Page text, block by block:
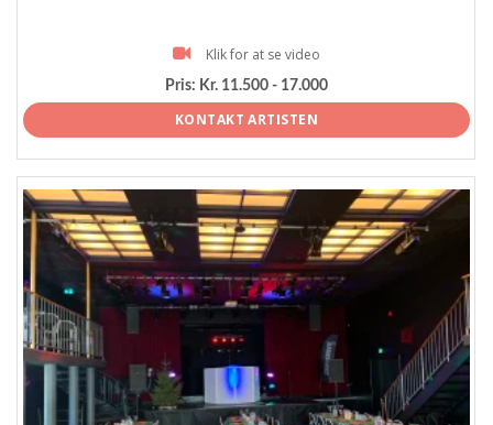
Klik for at se video
Pris: Kr. 11.500 - 17.000
KONTAKT ARTISTEN